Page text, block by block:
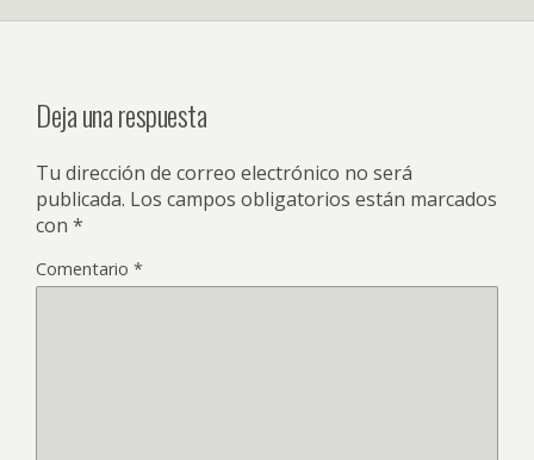
Deja una respuesta
Tu dirección de correo electrónico no será
publicada. Los campos obligatorios están marcados
con *
Comentario *